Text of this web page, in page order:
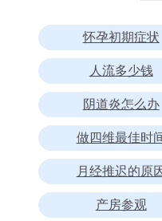
怀孕初期症状
人流多少钱
阴道炎怎么办
做四维最佳时
月经推迟的原
产房参观